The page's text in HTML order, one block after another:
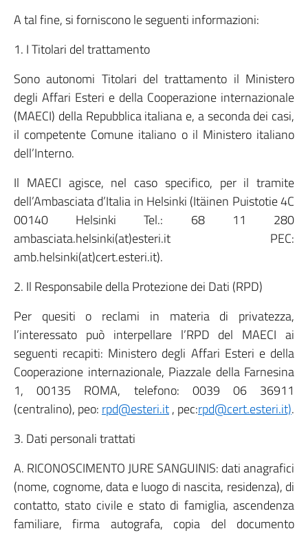
A tal fine, si forniscono le seguenti informazioni:
1. I Titolari del trattamento
Sono autonomi Titolari del trattamento il Ministero
degli Affari Esteri e della Cooperazione internazionale
(MAECI) della Repubblica italiana e, a seconda dei casi,
il competente Comune italiano o il Ministero italiano
dell’Interno.
Il MAECI agisce, nel caso specifico, per il tramite
dell’Ambasciata d’Italia in Helsinki (Itäinen Puistotie 4C
00140 Helsinki Tel.: 68 11 280
ambasciata.helsinki(at)esteri.it PEC:
amb.helsinki(at)cert.esteri.it).
2. Il Responsabile della Protezione dei Dati (RPD)
Per quesiti o reclami in materia di privatezza,
l’interessato può interpellare l’RPD del MAECI ai
seguenti recapiti: Ministero degli Affari Esteri e della
Cooperazione internazionale, Piazzale della Farnesina
1, 00135 ROMA, telefono: 0039 06 36911
(centralino), peo: rpd@esteri.it, pec:rpd@cert.esteri.it).
3. Dati personali trattati
A. RICONOSCIMENTO JURE SANGUINIS: dati anagrafici
(nome, cognome, data e luogo di nascita, residenza), di
contatto, stato civile e stato di famiglia, ascendenza
familiare, firma autografa, copia del documento